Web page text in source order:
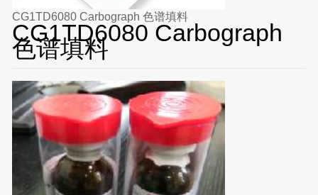
CG1TD6080 Carbograph 色谱填料
CG1TD6080 Carbograph
色谱填料